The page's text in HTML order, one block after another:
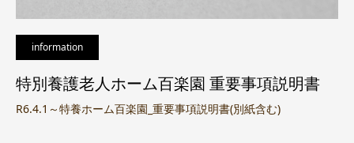
information
特別養護老人ホーム百楽園 重要事項説明書
R6.4.1～特養ホーム百楽園_重要事項説明書(別紙含む)